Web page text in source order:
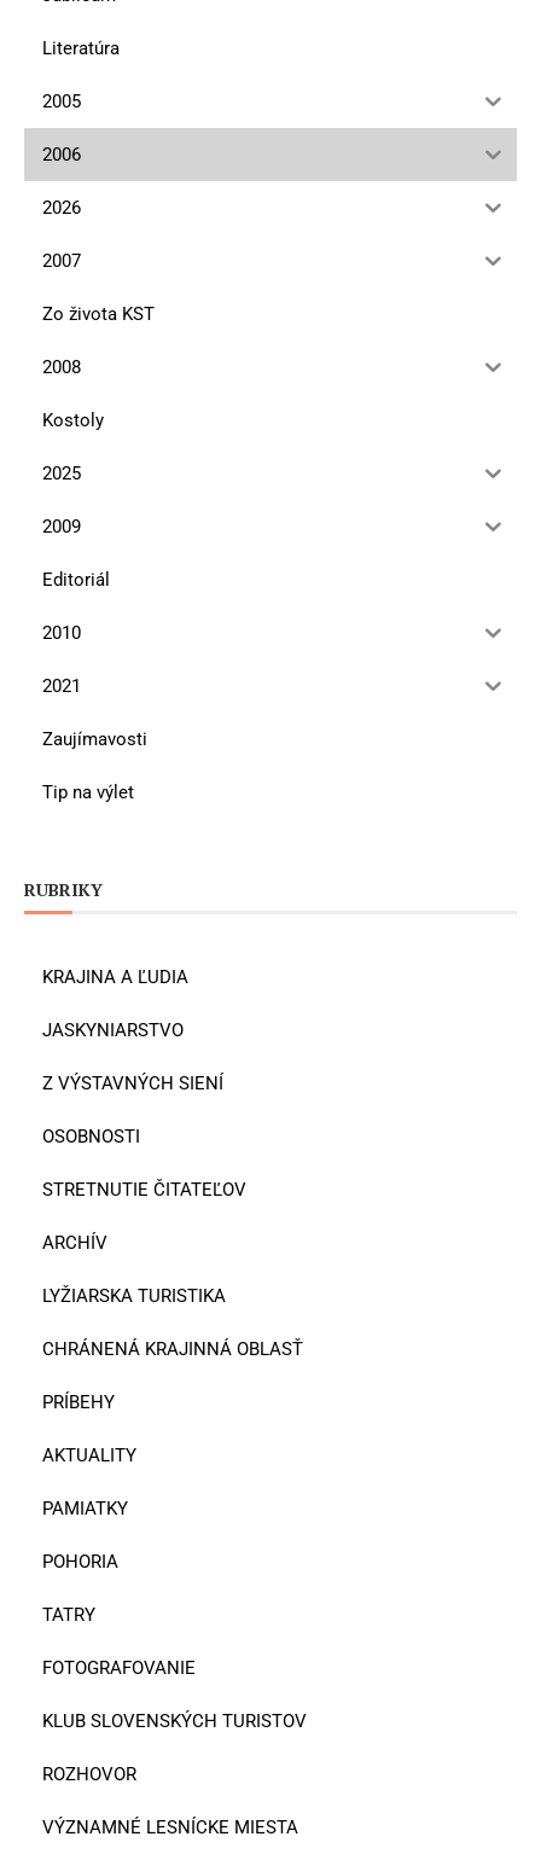
Literatúra
2005
2006
2026
2007
Zo života KST
2008
Kostoly
2025
2009
Editoriál
2010
2021
Zaujímavosti
Tip na výlet
RUBRIKY
KRAJINA A ĽUDIA
JASKYNIARSTVO
Z VÝSTAVNÝCH SIENÍ
OSOBNOSTI
STRETNUTIE ČITATEĽOV
ARCHÍV
LYŽIARSKA TURISTIKA
CHRÁNENÁ KRAJINNÁ OBLASŤ
PRÍBEHY
AKTUALITY
PAMIATKY
POHORIA
TATRY
FOTOGRAFOVANIE
KLUB SLOVENSKÝCH TURISTOV
ROZHOVOR
VÝZNAMNÉ LESNÍCKE MIESTA